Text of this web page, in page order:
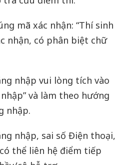
mã xác nhận: “Thí sinh
nhận, có phân biệt chữ
nhập vui lòng tích vào
và làm theo hướng
nhập.
nhập, sai số Điện thoại,
thể liên hệ điểm tiếp